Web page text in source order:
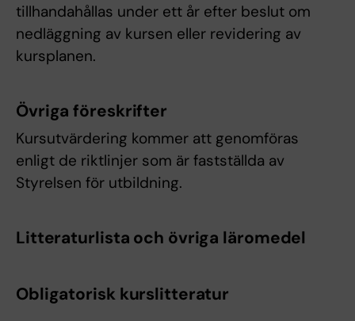
tillhandahållas under ett år efter beslut om
nedläggning av kursen eller revidering av
kursplanen.
Övriga föreskrifter
Kursutvärdering kommer att genomföras
enligt de riktlinjer som är fastställda av
Styrelsen för utbildning.
Litteraturlista och övriga läromedel
Obligatorisk kurslitteratur